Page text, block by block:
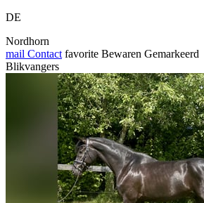
DE
Nordhorn
mail Contact favorite Bewaren Gemarkeerd
Blikvangers